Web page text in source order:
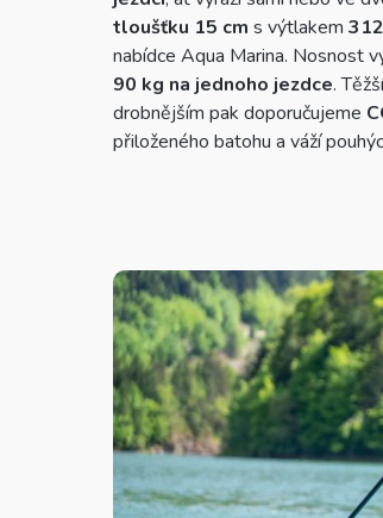
tloušťku 15 cm s výtlakem
nabídce Aqua Marina. Nosnost
90 kg na jednoho jezdce.
drobnějším pak doporučujeme
přiloženého batohu a váží